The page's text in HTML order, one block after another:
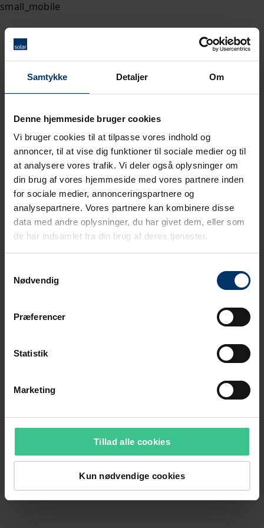
Samtykke Detaljer Om
Denne hjemmeside bruger cookies
Vi bruger cookies til at tilpasse vores indhold og
annoncer, til at vise dig funktioner til sociale medier og til
at analysere vores trafik. Vi deler også oplysninger om
din brug af vores hjemmeside med vores partnere inden
for sociale medier, annonceringspartnere og
analysepartnere. Vores partnere kan kombinere disse
data med andre oplysninger, du har givet dem, eller som
de har indsamlet fra din brug af deres tjenester.
Nødvendig
Præferencer
Statistik
Marketing
Tillad alle cookies
Kun nødvendige cookies